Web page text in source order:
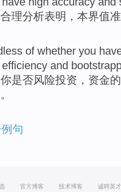
理分析表明 ， 本界值
of whether you
efficiency and
你是否风险投资， 资金的
句
官方博客 技术博客 诚聘英才